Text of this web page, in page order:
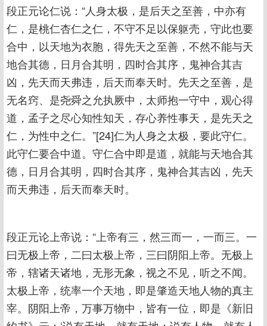
段正元论仁说：“人身太极，是后天之至善，中亦有
仁，是桃仁杏仁之仁，不守不足以保躯壳，守此也要
合中，以天地为衣胞，得先天之至善，不然不能与天
地合其德，日月合其明，四时合其序，鬼神合其吉
凶，先天而天弗违，后天而奉天时。先天之至善，是
无名窍、是尧舜之允执厥中，太师抱一守中，观心得
道，孟子之尽心知性知天，存心养性事天，是先天之
仁，为性中之仁。”[24]仁为人身之太极，要此守仁。
此守仁要合中道。守仁合中即是道，就能与天地合其
德，日月合其明，四时合其序，鬼神合其吉凶，先天
而天弗违，后天而奉天时。
段正元论上帝说：“上帝有三，然三而一，一而三。一
曰无极上帝，二曰太极上帝，三曰阴阳上帝。无极上
帝，辖诸天诸地，无形无象，视之不见，听之不闻。
太极上帝，统率一个天地，即是肇造天地人物的真主
宰。阴阳上帝，万事万物中，皆有一位，即是《新旧